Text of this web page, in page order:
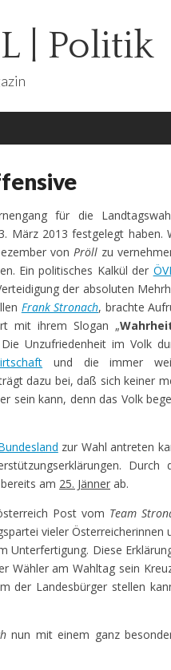
| Politik
für die
März 2013 festgelegt haben.
von Pröll zu
Ein politisches Kalkül der
der absoluten
Frank Stronach, brachte
mit ihrem Slogan „
Unzufriedenheit im Volk
und die immer
dazu bei, daß sich keiner
sein kann, denn das Volk
zur Wahl antreten
Durch
am 25. Jänner ab.
Post vom Team
vieler Österreicherinnen
Unterfertigung. Diese
Wähler am Wahltag sein
der Landesbürger stellen
nun mit einem ganz